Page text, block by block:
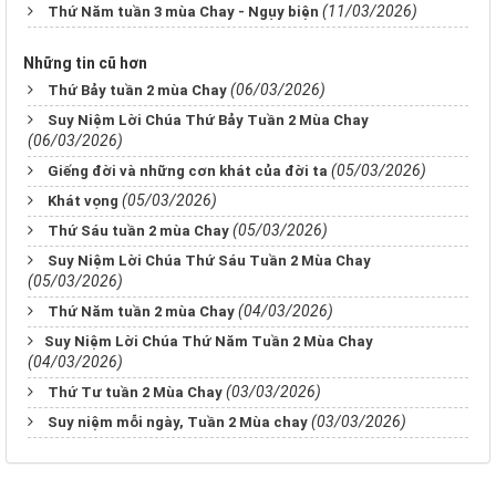
Thứ Năm tuần 3 mùa Chay - Ngụy biện (11/03/2026)
Những tin cũ hơn
Thứ Bảy tuần 2 mùa Chay (06/03/2026)
Suy Niệm Lời Chúa Thứ Bảy Tuần 2 Mùa Chay
(06/03/2026)
Giếng đời và những cơn khát của đời ta (05/03/2026)
Khát vọng (05/03/2026)
Thứ Sáu tuần 2 mùa Chay (05/03/2026)
Suy Niệm Lời Chúa Thứ Sáu Tuần 2 Mùa Chay
(05/03/2026)
Thứ Năm tuần 2 mùa Chay (04/03/2026)
​​​​​​​Suy Niệm Lời Chúa Thứ Năm Tuần 2 Mùa Chay
(04/03/2026)
Thứ Tư tuần 2 Mùa Chay (03/03/2026)
Suy niệm mỗi ngày, Tuần 2 Mùa chay (03/03/2026)